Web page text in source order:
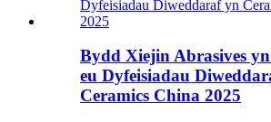
Bydd Xiejin Abrasives
eu Dyfeisiadau
Ceramics China 2025